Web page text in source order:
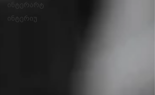
ინტერარტ
ინტერიუ